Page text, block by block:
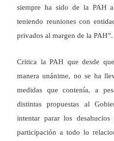
siempre ha sido de la PAH
teniendo reuniones con
privados al margen de la PAH”.
Critica la PAH que desde
manera unánime, no se ha
medidas que contenía, a
distintas propuestas al
intentar parar los
participación a todo lo